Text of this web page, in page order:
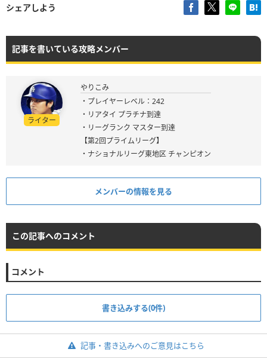
シェアしよう
記事を書いている攻略メンバー
ライター
やりこみ
・プレイヤーレベル：242
・リアタイ プラチナ到達
・リーグランク マスター到達
【第2回プライムリーグ】
・ナショナルリーグ東地区 チャンピオン
メンバーの情報を見る
この記事へのコメント
コメント
書き込みする(0件)
記事・書き込みへのご意見はこちら